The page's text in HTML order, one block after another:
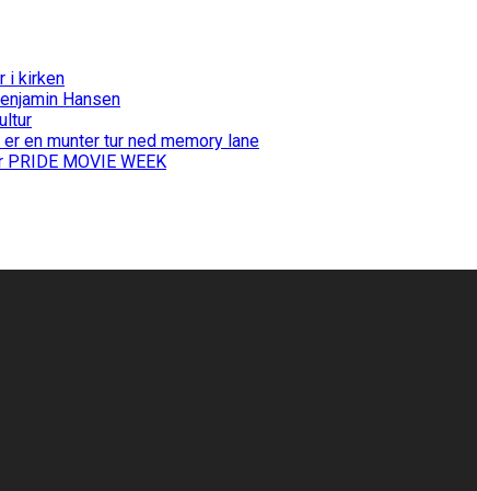
i kirken
Hansen
en munter tur ned memory lane
MOVIE WEEK